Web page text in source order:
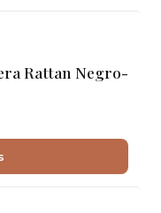
Rattan Negro-